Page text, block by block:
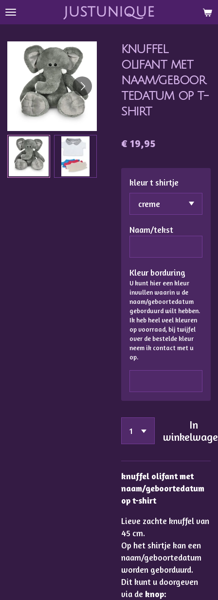
Ga
direct
hoofdinhoud
justunique
knuffel
olifant met
naam/geboor
tedatum op t-
shirt
€ 19,95
kleur t shirtje
Naam/tekst
Kleur borduring
U kunt hier een kleur
invullen waarin u de
naam/geboortedatum
geborduurd wilt hebben.
Ik heb heel veel kleuren
op voorraad, bij twijfel
over de bestelde kleur
neem ik contact met u
op.
In
knuffel olifant met
naam/geboortedatum
op t-shirt
Lieve zachte knuffel van
45 cm.
Op het shirtje kan een
naam/geboortedatum
worden geborduurd.
Dit kunt u doorgeven
via de knop: